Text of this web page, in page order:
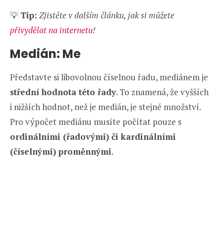
💡 Tip: Zjistěte v dalším článku, jak si můžete
přivydělat na internetu!
Medián: Me
Představte si libovolnou číselnou řadu, mediánem je
střední hodnota této řady. To znamená, že vyšších
i nižších hodnot, než je medián, je stejné množství.
Pro výpočet mediánu musíte počítat pouze s
ordinálními (řadovými) či kardinálními
(číselnými) proměnnými.